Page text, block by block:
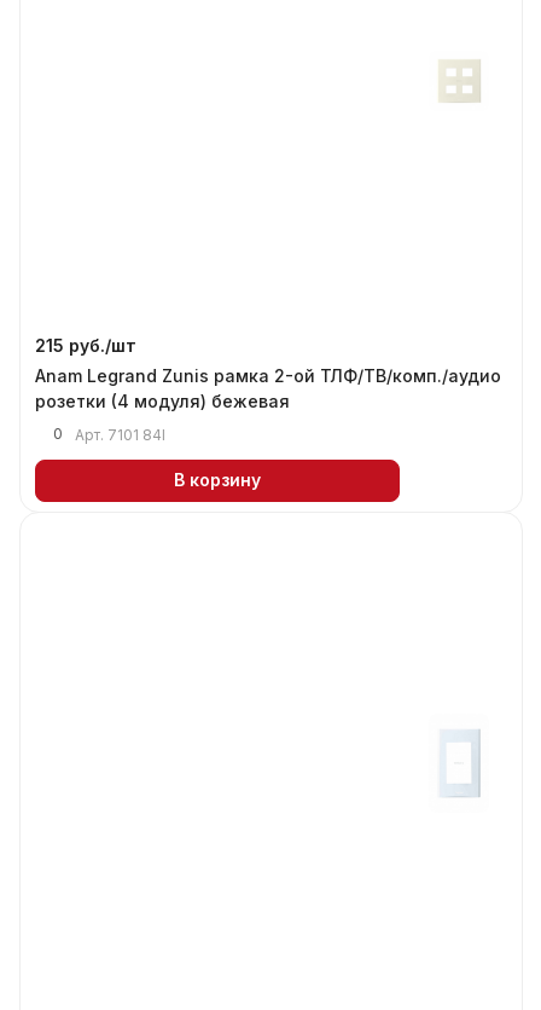
215 руб./шт
Anam Legrand Zunis рамка 2-ой ТЛФ/ТВ/комп./аудио
розетки (4 модуля) бежевая
0 Арт. 7101 84I
В корзину